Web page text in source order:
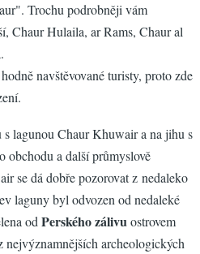
Trochu podrobněji vám
Chaur Hulaila, ar Rams, Chaur al
navštěvované turisty, proto zde
s lagunou Chaur Khuwair a na jihu s
obchodu a další průmyslově
se dá dobře pozorovat z nedaleko
laguny byl odvozen od nedaleké
od Perského zálivuostrovem
archeologických